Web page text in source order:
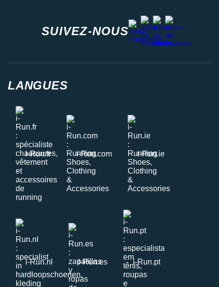
SUIVEZ-NOUS
instagram
facebook
stravayoutube
LANGUES
i-Run.fr i-Run.com i-Run.ie
i-Run.nl i-Run.es i-Run.pt